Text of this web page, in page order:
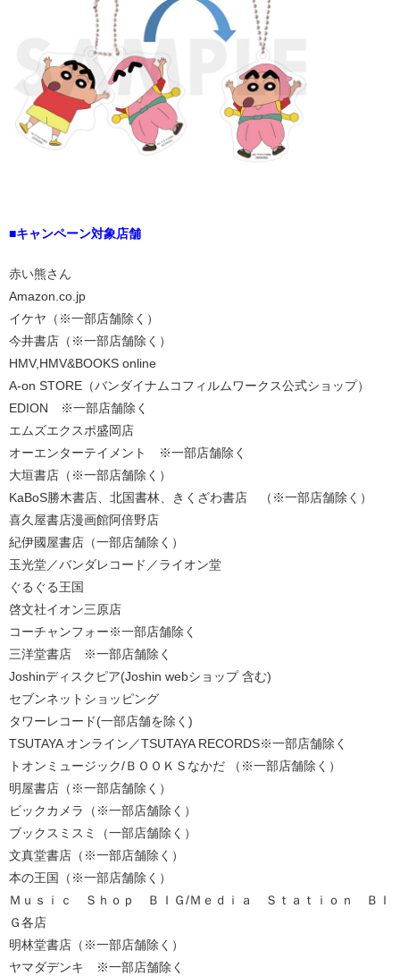
■キャンペーン対象店舗
赤い熊さん
Amazon.co.jp
イケヤ（※一部店舗除く）
今井書店（※一部店舗除く）
HMV,HMV&BOOKS online
A-on STORE（バンダイナムコフィルムワークス公式ショップ）
EDION ※一部店舗除く
エムズエクスポ盛岡店
オーエンターテイメント ※一部店舗除く
大垣書店（※一部店舗除く）
KaBoS勝木書店、北国書林、きくざわ書店 （※一部店舗除く）
喜久屋書店漫画館阿倍野店
紀伊國屋書店（一部店舗除く）
玉光堂／バンダレコード／ライオン堂
ぐるぐる王国
啓文社イオン三原店
コーチャンフォー※一部店舗除く
三洋堂書店 ※一部店舗除く
Joshinディスクピア(Joshin webショップ 含む)
セブンネットショッピング
タワーレコード(一部店舗を除く)
TSUTAYA オンライン／TSUTAYA RECORDS※一部店舗除く
トオンミュージック/ＢＯＯＫＳなかだ （※一部店舗除く）
明屋書店（※一部店舗除く）
ビックカメラ（※一部店舗除く）
ブックスミスミ（一部店舗除く）
文真堂書店（※一部店舗除く）
本の王国（※一部店舗除く）
Ｍｕｓｉｃ Ｓｈｏｐ ＢＩＧ/Ｍｅｄｉａ Ｓｔａｔｉｏｎ ＢＩ
Ｇ各店
明林堂書店（※一部店舗除く）
ヤマダデンキ ※一部店舗除く